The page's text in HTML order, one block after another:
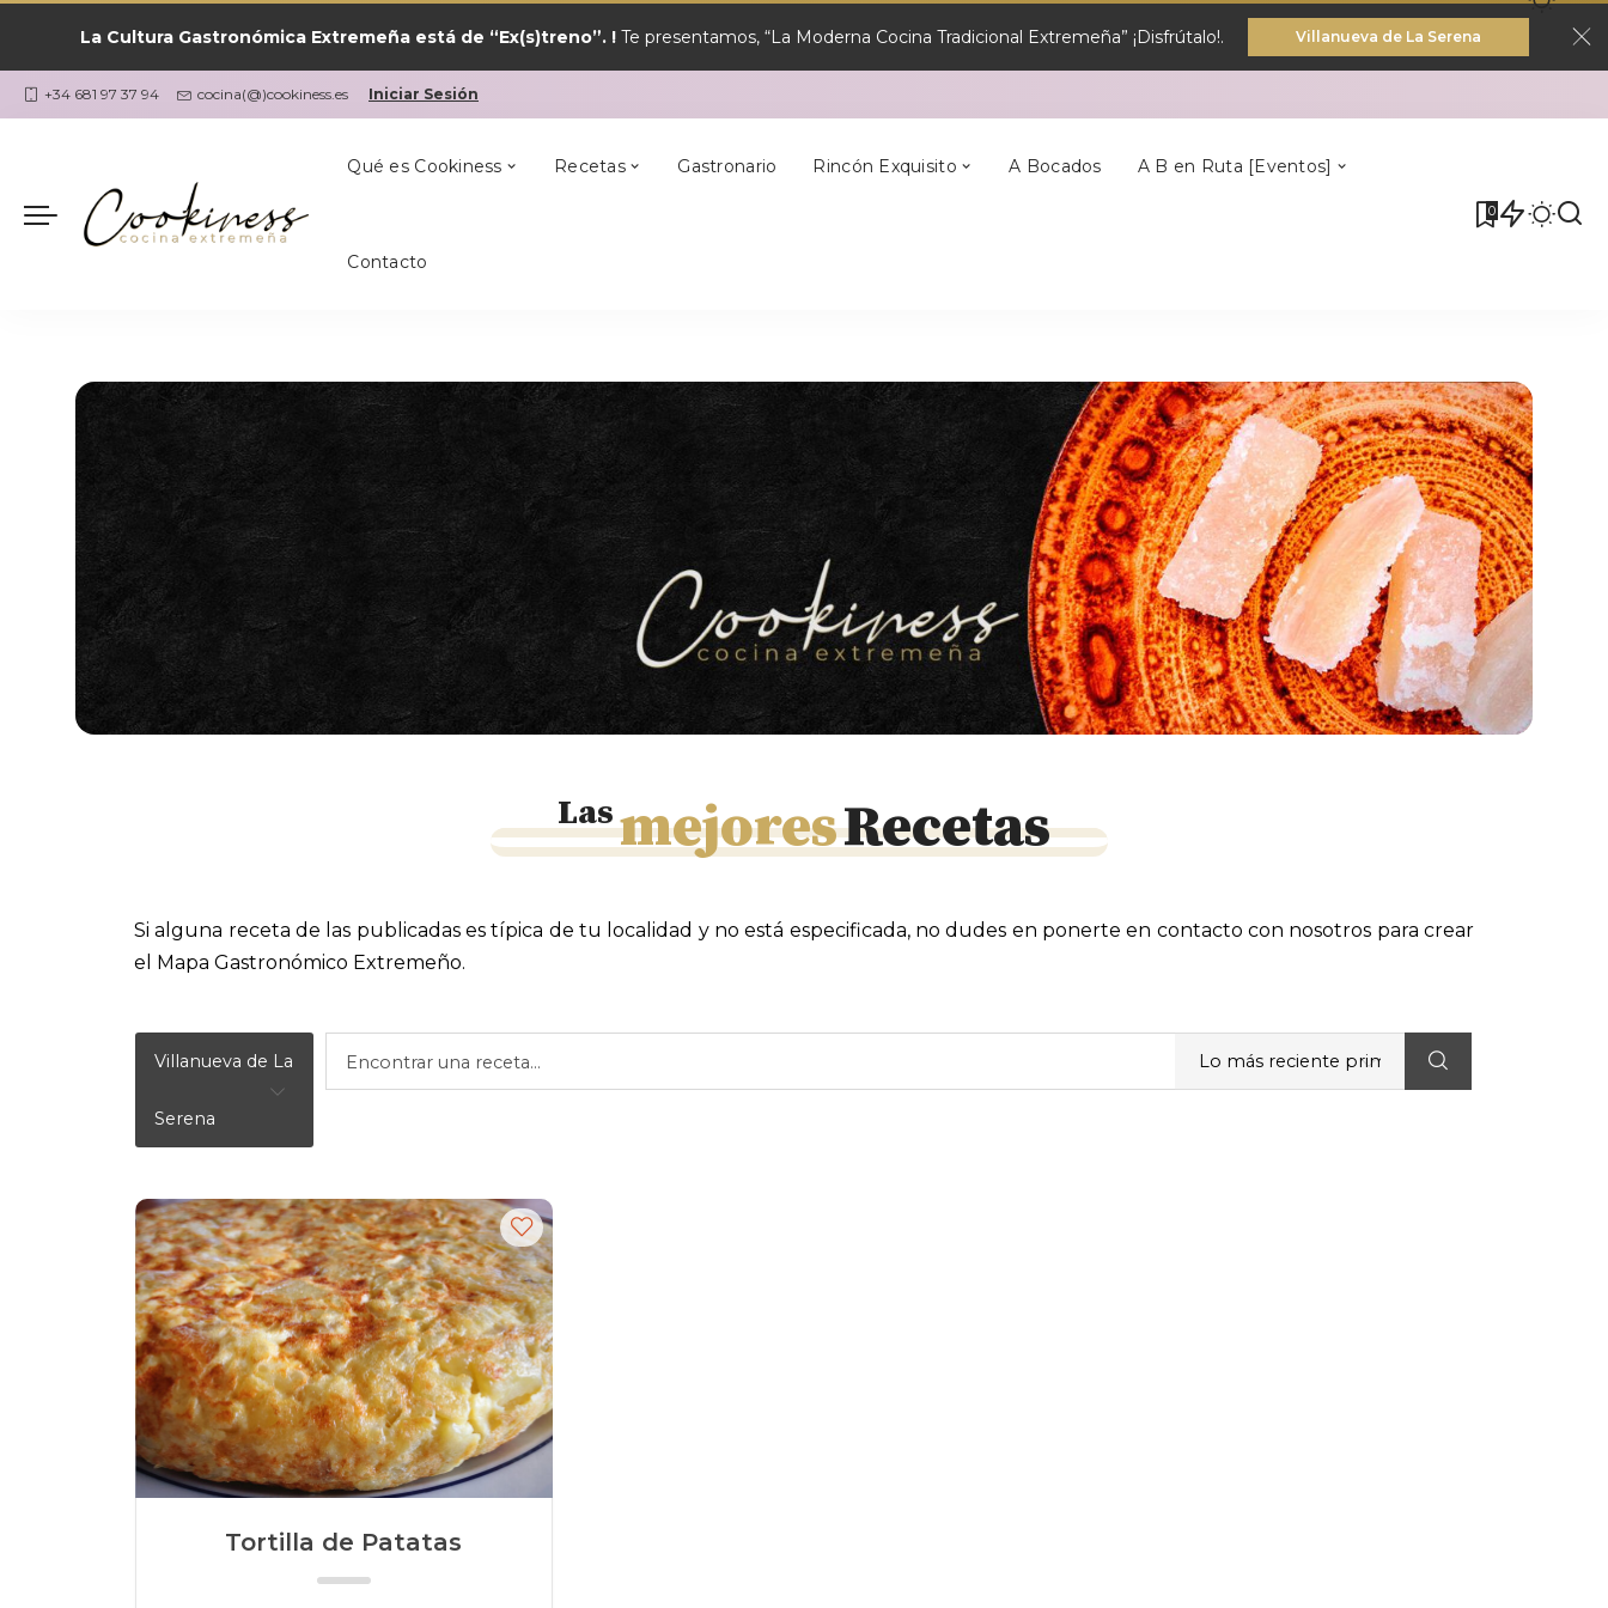
La Cultura Gastronómica Extremeña está de “Ex(s)treno”. !Te presentamos, “La Moderna Cocina Tradicional Extremeña” ¡Disfrútalo!. Villanueva de La Serena
+34 681 97 37 94 cocina(@)cookiness.es Iniciar Sesión
Qué es Cookiness Recetas
¿Qué Cocino Hoy?
Gastronario Rincón Exquisito A Bocados A B en Ruta [Eventos]
Contacto
0
Las Recetas por
Cookiness
¿Qué Cocino Hoy?
Los Mejores
Postres
En Semana Santa
Coria Alcántara Cilleros Villa Del Rey
LasmejoresRecetas
Si alguna receta de las publicadas es típica de tu localidad y no está especificada, no dudes en ponerte en contacto con nosotros para crear
el Mapa Gastronómico Extremeño.
Villanueva de La
Serena
Tortilla de Patatas